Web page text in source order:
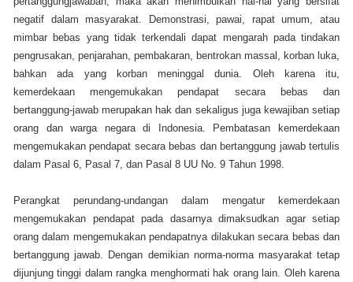
negatif dalam masyarakat. Demonstrasi, pawai, rapat umum, atau
mimbar bebas yang tidak terkendali dapat mengarah pada tindakan
pengrusakan, penjarahan, pembakaran, bentrokan massal, korban luka,
bahkan ada yang korban meninggal dunia. Oleh karena itu,
kemerdekaan mengemukakan pendapat secara bebas dan
bertanggung-jawab merupakan hak dan sekaligus juga kewajiban setiap
orang dan warga negara di Indonesia. Pembatasan kemerdekaan
mengemukakan pendapat secara bebas dan bertanggung jawab tertulis
dalam Pasal 6, Pasal 7, dan Pasal 8 UU No. 9 Tahun 1998.
Perangkat perundang-undangan dalam mengatur kemerdekaan
mengemukakan pendapat pada dasarnya dimaksudkan agar setiap
orang dalam mengemukakan pendapatnya dilakukan secara bebas dan
bertanggung jawab. Dengan demikian norma-norma masyarakat tetap
dijunjung tinggi dalam rangka menghormati hak orang lain. Oleh karena